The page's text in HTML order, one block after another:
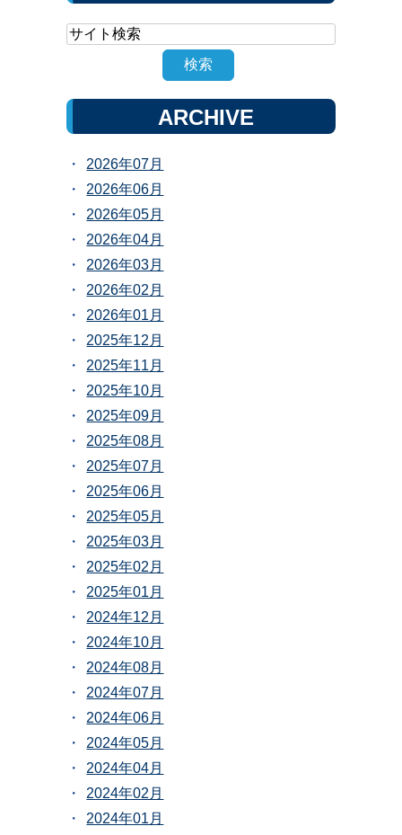
ARCHIVE
2026年07月
2026年06月
2026年05月
2026年04月
2026年03月
2026年02月
2026年01月
2025年12月
2025年11月
2025年10月
2025年09月
2025年08月
2025年07月
2025年06月
2025年05月
2025年03月
2025年02月
2025年01月
2024年12月
2024年10月
2024年08月
2024年07月
2024年06月
2024年05月
2024年04月
2024年02月
2024年01月